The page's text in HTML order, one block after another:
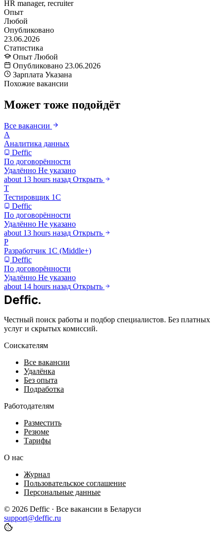
HR manager, recruiter
Опыт
Любой
Опубликовано
23.06.2026
Статистика
Опыт Любой
Опубликовано 23.06.2026
Зарплата Указана
Похожие вакансии
Может тоже подойдёт
Все вакансии
А
Аналитика данных
Deffic
По договорённости
Удалённо Не указано
about 13 hours назад Открыть
Т
Тестировщик 1С
Deffic
По договорённости
Удалённо Не указано
about 13 hours назад Открыть
Р
Разработчик 1С (Middle+)
Deffic
По договорённости
Удалённо Не указано
about 14 hours назад Открыть
Deffic.
Честный поиск работы и подбор специалистов. Без платных
услуг и скрытых комиссий.
Соискателям
Все вакансии
Удалёнка
Без опыта
Подработка
Работодателям
Разместить
Резюме
Тарифы
О нас
Журнал
Пользовательское соглашение
Персональные данные
© 2026 Deffic · Все вакансии в Беларуси
support@deffic.ru